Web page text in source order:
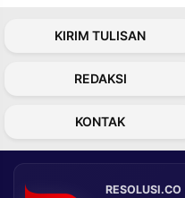
KIRIM TULISAN
REDAKSI
KONTAK
RESOLUSI.CO